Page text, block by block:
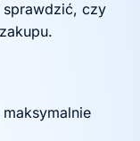
sprawdzić, czy